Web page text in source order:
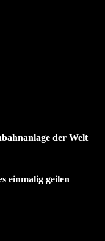
der Welt
einmalig geilen